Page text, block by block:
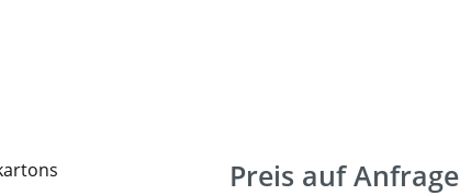
Preis auf Anfrage